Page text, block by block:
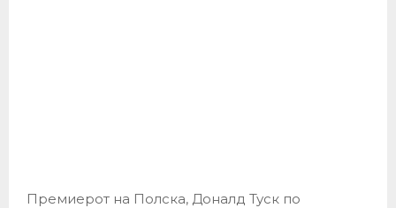
Премиерот на Полска, Доналд Туск по